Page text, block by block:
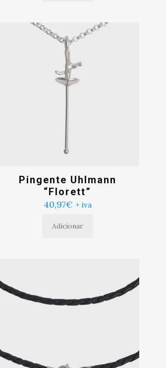
Pingente Uhlmann
“Florett”
40,97€ + iva
Adicionar